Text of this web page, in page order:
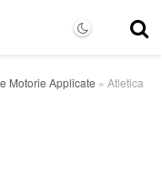
Motorie Applicate » Atletica